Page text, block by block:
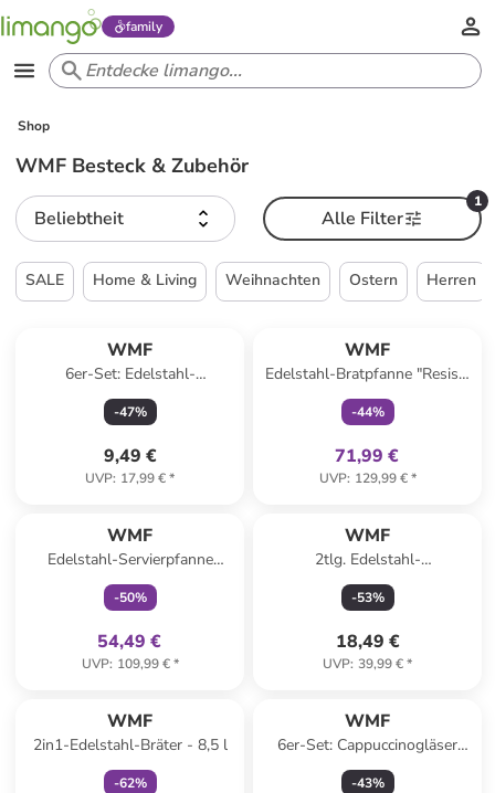
family
Shop
WMF Besteck & Zubehör
Beliebtheit
1
Alle Filter
SALE Home & Living Weihnachten Ostern Herren
WMF
6er-Set: Edelstahl-
Espressolöffel "Nuova" - (L)11
cm
-47%
9,49 €
UVP: 17,99 €*
WMF
Edelstahl-Bratpfanne "Resist"
- Ø 28 cm
-44%
71,99 €
UVP: 129,99 €*
WMF
Edelstahl-Servierpfanne
"Durado" - Ø 28 cm
-50%
54,49 €
UVP: 109,99 €*
WMF
2tlg. Edelstahl-
Dampgareinsatz-Set - Ø 22
cm
-53%
18,49 €
UVP: 39,99 €*
WMF
2in1-Edelstahl-Bräter - 8,5 l
-62%
WMF
6er-Set: Cappuccinogläser
"Kult" in Transparent - 250 ml
-43%